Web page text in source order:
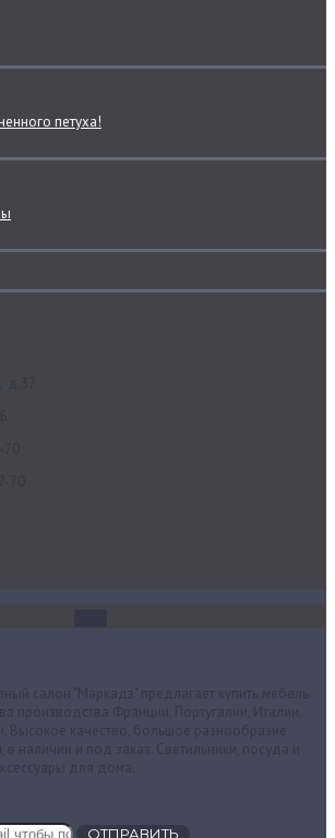
петуха!
ОТПРАВИТЬ